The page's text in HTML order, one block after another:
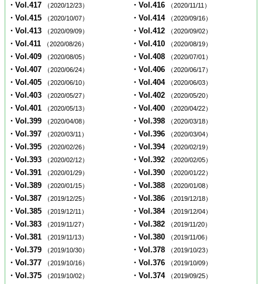
・Vol.417 （2020/12/23） ・Vol.416 （2020/11/11）
・Vol.415 （2020/10/07） ・Vol.414 （2020/09/16）
・Vol.413 （2020/09/09） ・Vol.412 （2020/09/02）
・Vol.411 （2020/08/26） ・Vol.410 （2020/08/19）
・Vol.409 （2020/08/05） ・Vol.408 （2020/07/01）
・Vol.407 （2020/06/24） ・Vol.406 （2020/06/17）
・Vol.405 （2020/06/10） ・Vol.404 （2020/06/03）
・Vol.403 （2020/05/27） ・Vol.402 （2020/05/20）
・Vol.401 （2020/05/13） ・Vol.400 （2020/04/22）
・Vol.399 （2020/04/08） ・Vol.398 （2020/03/18）
・Vol.397 （2020/03/11） ・Vol.396 （2020/03/04）
・Vol.395 （2020/02/26） ・Vol.394 （2020/02/19）
・Vol.393 （2020/02/12） ・Vol.392 （2020/02/05）
・Vol.391 （2020/01/29） ・Vol.390 （2020/01/22）
・Vol.389 （2020/01/15） ・Vol.388 （2020/01/08）
・Vol.387 （2019/12/25） ・Vol.386 （2019/12/18）
・Vol.385 （2019/12/11） ・Vol.384 （2019/12/04）
・Vol.383 （2019/11/27） ・Vol.382 （2019/11/20）
・Vol.381 （2019/11/13） ・Vol.380 （2019/11/06）
・Vol.379 （2019/10/30） ・Vol.378 （2019/10/23）
・Vol.377 （2019/10/16） ・Vol.376 （2019/10/09）
・Vol.375 （2019/10/02） ・Vol.374 （2019/09/25）